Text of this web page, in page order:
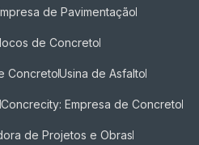
de Pavimentação
de Concreto
Concreto​Usina de Asfalto
Concrecity: Empresa de Concreto
de Projetos e Obras